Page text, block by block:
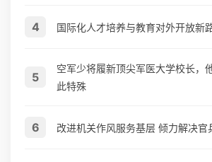
4 国际化人才培养与教育对外开放新
5
空军少将履新顶尖军医大学校长，
此特殊
6 改进机关作风服务基层 倾力解决官